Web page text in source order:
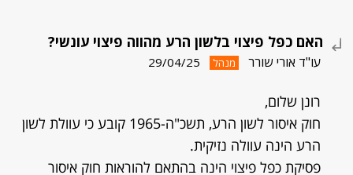
האם כפל פיצוי בלשון הרע מהווה פיצוי עונשי?
עו"ד אורי שורר מנהל 29/04/25
רונן שלום,
חוק איסור לשון הרע, תשכ"ה-1965 קובע כי עוולת לשון
הרע הינה עוולה נזיקית.
פסיקת כפל פיצוי הינה בהתאם להוראות חוק איסור